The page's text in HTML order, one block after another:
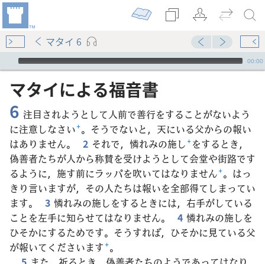
マタイ 6
Audio Player
00:00
マタイ​に​よる​福音​書
6 注目されようとして人前で善行をすることがないよう
に注意しなさい+。そうでないと，天にいる父からの報い
はありません。
2 それで，憐れみの施し+をするとき，
偽善者たちが人から称賛を受けようとして会堂や街路です
るように，施す前にラッパを吹いてはなりません+。はっ
きり言いますが，その人たちは報いを全部得てしまってい
ます。
3 憐れみの施しをするときには，右手がしている
ことを左手に知らせてはなりません。
4 憐れみの施しを
ひそかにするためです。そうすれば，ひそかに見ている父
が報いてくださいます+。